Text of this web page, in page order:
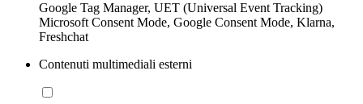
Google Tag Manager, UET (Universal Event Tracking)
Microsoft Consent Mode, Google Consent Mode, Klarna,
Freshchat
Contenuti multimediali esterni